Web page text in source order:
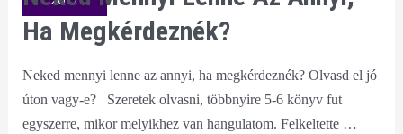
Ha Megkérdeznék?
Neked mennyi lenne az annyi, ha megkérdeznék? Olvasd el jó
úton vagy-e? Szeretek olvasni, többnyire 5-6 könyv fut
egyszerre, mikor melyikhez van hangulatom. Felkeltette …